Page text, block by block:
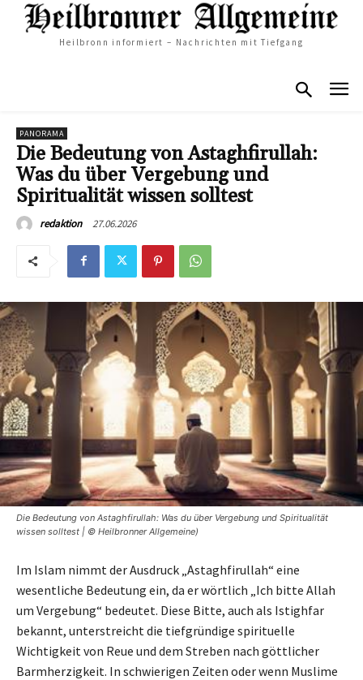
Heilbronn informiert – Nachrichten mit Tiefgang
PANORAMA
Die Bedeutung von Astaghfirullah:
Was du über Vergebung und
Spiritualität wissen solltest
redaktion 27.06.2026
Die Bedeutung von Astaghfirullah: Was du über Vergebung und Spiritualität
wissen solltest | © Heilbronner Allgemeine)
Im Islam nimmt der Ausdruck „Astaghfirullah“ eine
wesentliche Bedeutung ein, da er wörtlich „Ich bitte Allah
um Vergebung“ bedeutet. Diese Bitte, auch als Istighfar
bekannt, unterstreicht die tiefgründige spirituelle
Wichtigkeit von Reue und dem Streben nach göttlicher
Barmherzigkeit. In schwierigen Zeiten oder wenn Muslime